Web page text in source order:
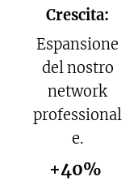
Crescita:
Espansione
del nostro
network
professional
e.
+40%